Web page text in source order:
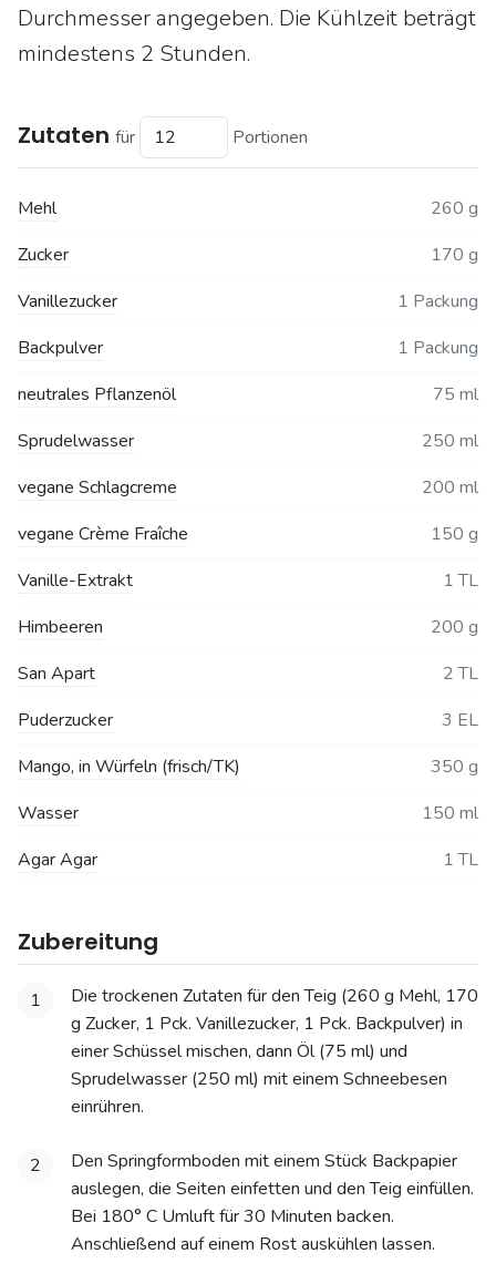
Durchmesser angegeben. Die Kühlzeit beträgt
mindestens 2 Stunden.
Zutaten für Portionen
Mehl
260 g
Zucker
170 g
Vanillezucker
1 Packung
Backpulver
1 Packung
neutrales Pflanzenöl
75 ml
Sprudelwasser
250 ml
vegane Schlagcreme
200 ml
vegane Crème Fraîche
150 g
Vanille-Extrakt
1 TL
Himbeeren
200 g
San Apart
2 TL
Puderzucker
3 EL
Mango, in Würfeln (frisch/TK)
350 g
Wasser
150 ml
Agar Agar
1 TL
Zubereitung
1
Die trockenen Zutaten für den Teig (260 g Mehl, 170
g Zucker, 1 Pck. Vanillezucker, 1 Pck. Backpulver) in
einer Schüssel mischen, dann Öl (75 ml) und
Sprudelwasser (250 ml) mit einem Schneebesen
einrühren.
2
Den Springformboden mit einem Stück Backpapier
auslegen, die Seiten einfetten und den Teig einfüllen.
Bei 180° C Umluft für 30 Minuten backen.
Anschließend auf einem Rost auskühlen lassen.